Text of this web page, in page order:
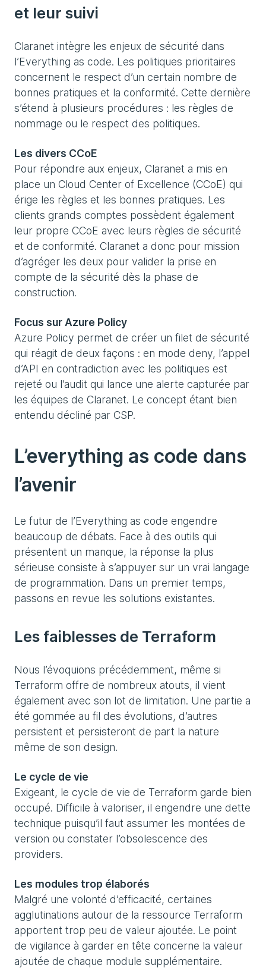
et leur suivi
Claranet intègre les enjeux de sécurité dans
l’Everything as code. Les politiques prioritaires
concernent le respect d’un certain nombre de
bonnes pratiques et la conformité. Cette dernière
s’étend à plusieurs procédures : les règles de
nommage ou le respect des politiques.
Les divers CCoE
Pour répondre aux enjeux, Claranet a mis en
place un Cloud Center of Excellence (CCoE) qui
érige les règles et les bonnes pratiques. Les
clients grands comptes possèdent également
leur propre CCoE avec leurs règles de sécurité
et de conformité. Claranet a donc pour mission
d’agréger les deux pour valider la prise en
compte de la sécurité dès la phase de
construction.
Focus sur Azure Policy
Azure Policy permet de créer un filet de sécurité
qui réagit de deux façons : en mode deny, l’appel
d’API en contradiction avec les politiques est
rejeté ou l’audit qui lance une alerte capturée par
les équipes de Claranet. Le concept étant bien
entendu décliné par CSP.
L’everything as code dans
l’avenir
Le futur de l’Everything as code engendre
beaucoup de débats. Face à des outils qui
présentent un manque, la réponse la plus
sérieuse consiste à s’appuyer sur un vrai langage
de programmation. Dans un premier temps,
passons en revue les solutions existantes.
Les faiblesses de Terraform
Nous l’évoquions précédemment, même si
Terraform offre de nombreux atouts, il vient
également avec son lot de limitation. Une partie a
été gommée au fil des évolutions, d’autres
persistent et persisteront de part la nature
même de son design.
Le cycle de vie
Exigeant, le cycle de vie de Terraform garde bien
occupé. Difficile à valoriser, il engendre une dette
technique puisqu’il faut assumer les montées de
version ou constater l’obsolescence des
providers.
Les modules trop élaborés
Malgré une volonté d’efficacité, certaines
agglutinations autour de la ressource Terraform
apportent trop peu de valeur ajoutée. Le point
de vigilance à garder en tête concerne la valeur
ajoutée de chaque module supplémentaire.